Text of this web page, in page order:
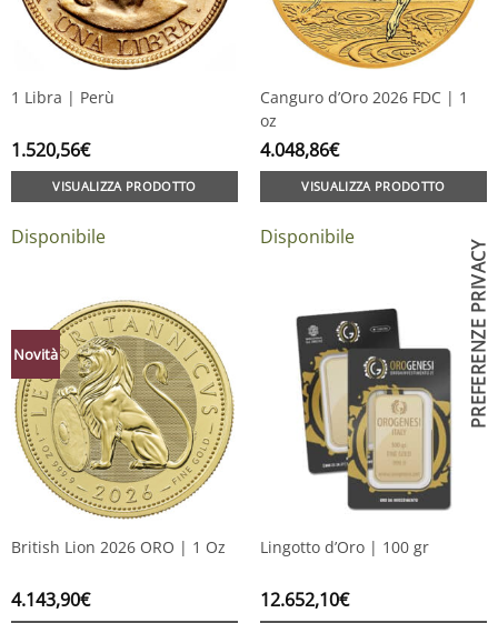
1 Libra | Perù
1.520,56€
VISUALIZZA PRODOTTO
Disponibile
Canguro d’Oro 2026 FDC | 1
oz
4.048,86€
VISUALIZZA PRODOTTO
Disponibile
Novità
British Lion 2026 ORO | 1 Oz
4.143,90€
Lingotto d’Oro | 100 gr
12.652,10€